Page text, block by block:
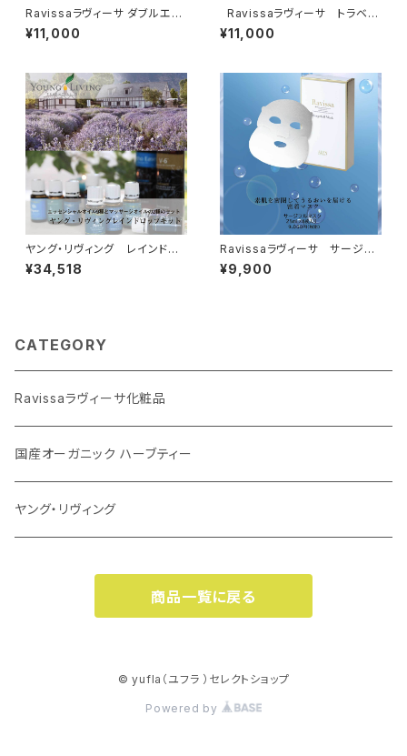
Ravissaラヴィーサ ダブルエマ
ルションクリーム ３０ml
¥11,000
Ravissaラヴィーサ トラベル
セット
¥11,000
ヤング・リヴィング レインドロ
ップキット
¥34,518
Ravissaラヴィーサ サージフ
ルマスク- 25mL×6枚入り
¥9,900
CATEGORY
Ravissaラヴィーサ化粧品
国産オーガニック ハーブティー
ヤング・リヴィング
商品一覧に戻る
© yufla（ユフラ ）セレクトショップ
Powered by